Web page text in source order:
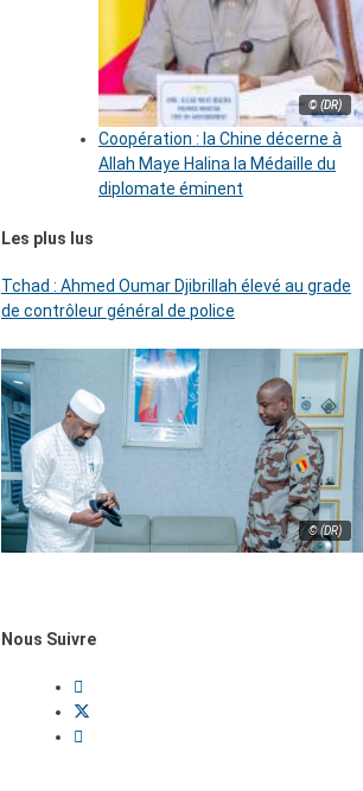
© (DR)
Coopération : la Chine décerne à
Allah Maye Halina la Médaille du
diplomate éminent
Les plus lus
Tchad : Ahmed Oumar Djibrillah élevé au grade
de contrôleur général de police
© (DR)
Nous Suivre